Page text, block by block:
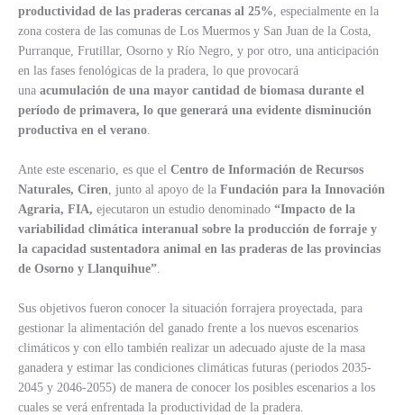
productividad de las praderas cercanas al 25%, especialmente en la
zona costera de las comunas de Los Muermos y San Juan de la Costa,
Purranque, Frutillar, Osorno y Río Negro, y por otro, una anticipación
en las fases fenológicas de la pradera, lo que provocará
una acumulación de una mayor cantidad de biomasa durante el
período de primavera, lo que generará una evidente disminución
productiva en el verano.
Ante este escenario, es que el Centro de Información de Recursos
Naturales, Ciren , junto al apoyo de la Fundación para la Innovación
Agraria, FIA, ejecutaron un estudio denominado “Impacto de la
variabilidad climática interanual sobre la producción de forraje y
la capacidad sustentadora animal en las praderas de las provincias
de Osorno y Llanquihue”
Sus objetivos fueron conocer la situación forrajera proyectada, para
gestionar la alimentación del ganado frente a los nuevos escenarios
climáticos y con ello también realizar un adecuado ajuste de la masa
ganadera y estimar las condiciones climáticas futuras (periodos 2035-
2045 y 2046-2055) de manera de conocer los posibles escenarios a los
cuales se verá enfrentada la productividad de la pradera.